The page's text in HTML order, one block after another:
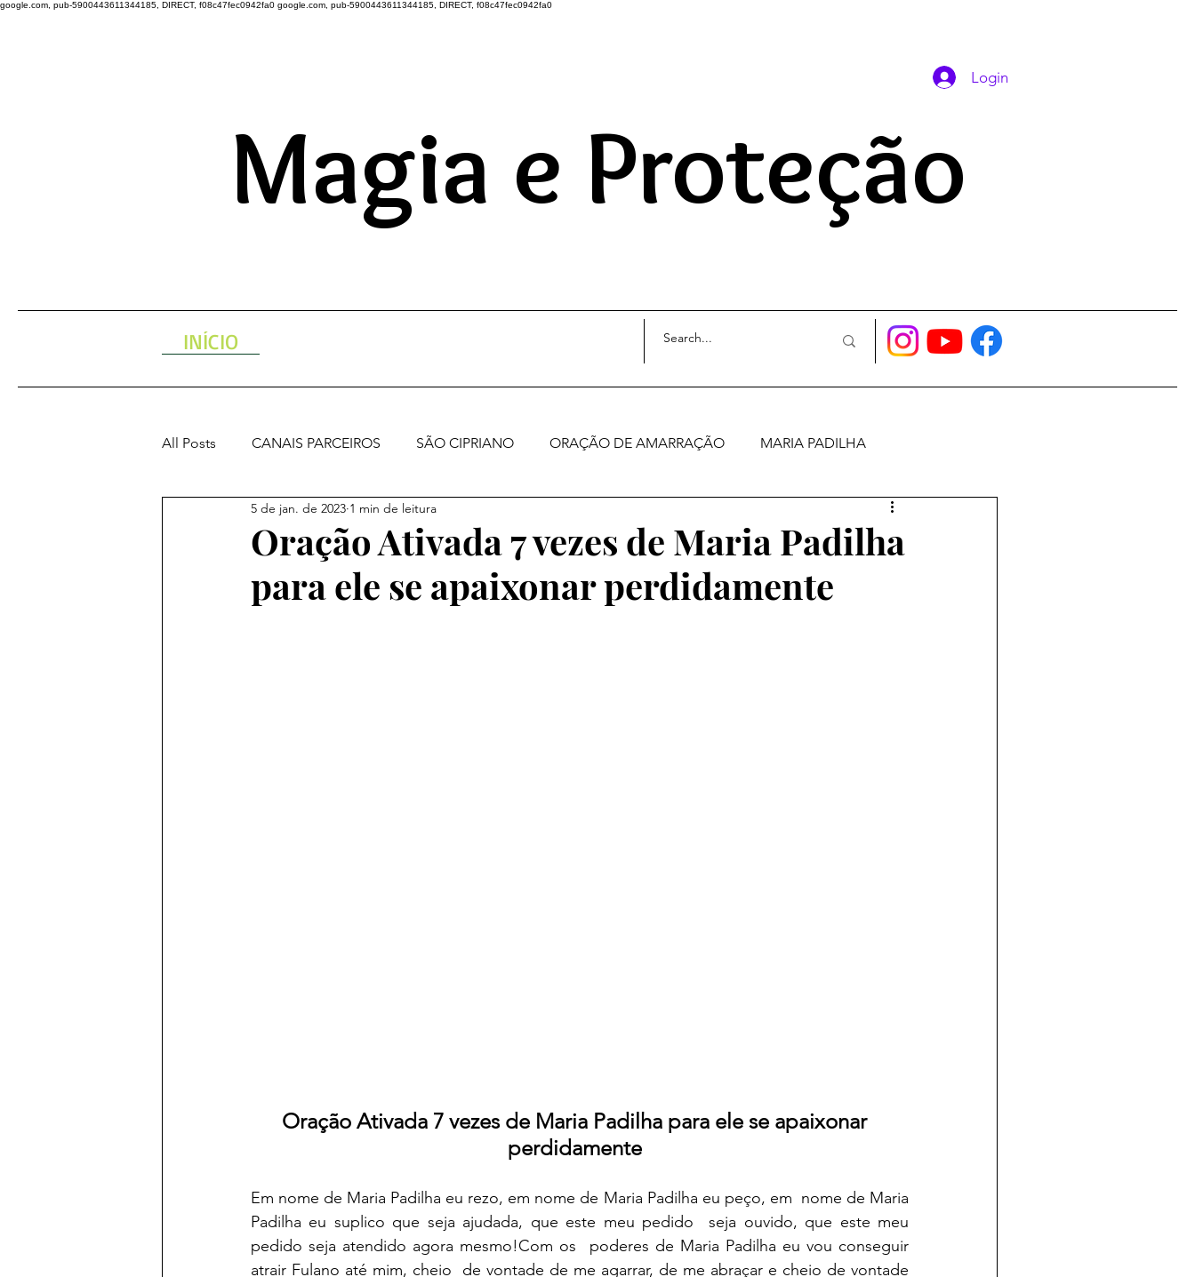
google.com, pub-5900443611344185, DIRECT, f08c47fec0942fa0 google.com, pub-5900443611344185, DIRECT, f08c47fec0942fa0
A ENERGIA DO UNIVERSO ATRAVÉS DAS ORAÇÕES
Magia e Proteção
Login
INÍCIO
All Posts CANAIS PARCEIROS SÃO CIPRIANO ORAÇÃO DE AMARRAÇÃO MARIA PADILHA
ORAÇÕES PODEROSAS
Oração Ativada 7 vezes de Maria Padilha
para ele se apaixonar perdidamente
5 de jan. de 2023 1 min de leitura
Oração Ativada 7 vezes de Maria Padilha para ele se apaixonar
perdidamente
Em nome de Maria Padilha eu rezo, em nome de Maria Padilha eu peço, em  nome de Maria
Padilha eu suplico que seja ajudada, que este meu pedido  seja ouvido, que este meu
pedido seja atendido agora mesmo!Com os  poderes de Maria Padilha eu vou conseguir
atrair Fulano até mim, cheio  de vontade de me agarrar, de me abraçar e cheio de vontade